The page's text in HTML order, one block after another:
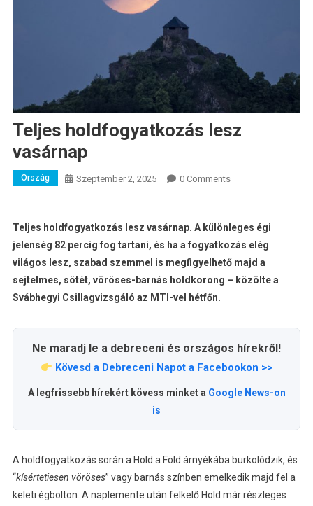
Teljes holdfogyatkozás lesz
vasárnap
Ország Szeptember 2, 2025 0 Comments
Teljes holdfogyatkozás lesz vasárnap. A különleges égi
jelenség 82 percig fog tartani, és ha a fogyatkozás elég
világos lesz, szabad szemmel is megfigyelhető majd a
sejtelmes, sötét, vöröses-barnás holdkorong – közölte a
Svábhegyi Csillagvizsgáló az MTI-vel hétfőn.
Ne maradj le a debreceni és országos hírekről!
Kövesd a Debreceni Napot a Facebookon >>
A legfrissebb hírekért kövess minket a Google News-on
is
A holdfogyatkozás során a Hold a Föld árnyékába burkolódzik, és
“kísértetiesen vöröses” vagy barnás színben emelkedik majd fel a
keleti égbolton. A naplemente után felkelő Hold már részleges